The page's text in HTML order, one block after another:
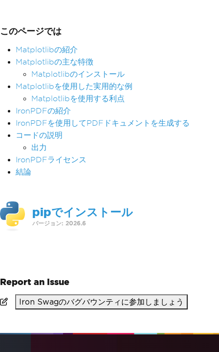
このページでは
Matplotlibの紹介
Matplotlibの主な特徴
Matplotlibのインストール
Matplotlibを使用した実用的な例
Matplotlibを使用する利点
IronPDFの紹介
IronPDFを使用してPDFドキュメントを生成する
コードの説明
出力
IronPDFライセンス
結論
pipでインストール
バージョン: 2026.6
Report an Issue
Iron Swagのバグバウンティに参加しましょう